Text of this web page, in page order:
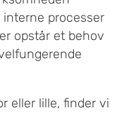
processer
opstår et behov
eller lille, finder vi